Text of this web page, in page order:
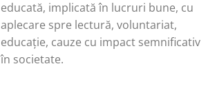
educată, implicată în lucruri bune, cu
aplecare spre lectură, voluntariat,
educație, cauze cu impact semnificativ
în societate.